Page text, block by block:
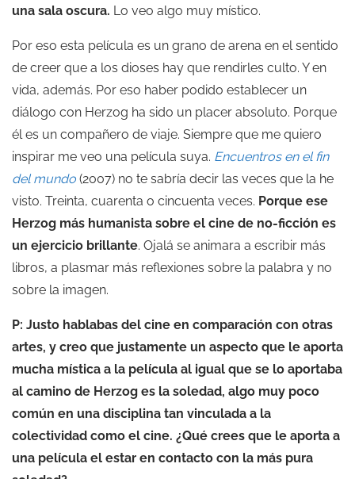
una sala oscura. Lo veo algo muy místico.
Por eso esta película es un grano de arena en el sentido
de creer que a los dioses hay que rendirles culto. Y en
vida, además. Por eso haber podido establecer un
diálogo con Herzog ha sido un placer absoluto. Porque
él es un compañero de viaje. Siempre que me quiero
inspirar me veo una película suya. Encuentros en el fin
del mundo (2007) no te sabría decir las veces que la he
visto. Treinta, cuarenta o cincuenta veces. Porque ese
Herzog más humanista sobre el cine de no-ficción es
un ejercicio brillante. Ojalá se animara a escribir más
libros, a plasmar más reflexiones sobre la palabra y no
sobre la imagen.
P: Justo hablabas del cine en comparación con otras
artes, y creo que justamente un aspecto que le aporta
mucha mística a la película al igual que se lo aportaba
al camino de Herzog es la soledad, algo muy poco
común en una disciplina tan vinculada a la
colectividad como el cine. ¿Qué crees que le aporta a
una película el estar en contacto con la más pura